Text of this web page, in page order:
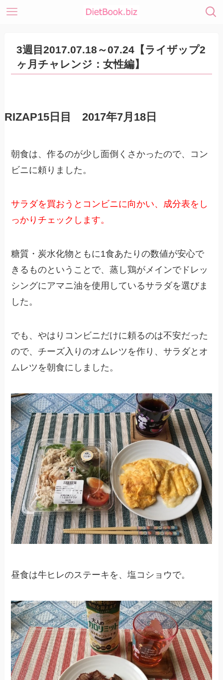
3週目2017.07.18～07.24【ライザップ2
ヶ月チャレンジ：女性編】
RIZAP15日目 2017年7月18日
朝食は、作るのが少し面倒くさかったので、コン
ビニに頼りました。
サラダを買おうとコンビニに向かい、成分表をし
っかりチェックします。
糖質・炭水化物ともに1食あたりの数値が安心で
きるものということで、蒸し鶏がメインでドレッ
シングにアマニ油を使用しているサラダを選びま
した。
でも、やはりコンビニだけに頼るのは不安だった
ので、チーズ入りのオムレツを作り、サラダとオ
ムレツを朝食にしました。
昼食は牛ヒレのステーキを、塩コショウで。